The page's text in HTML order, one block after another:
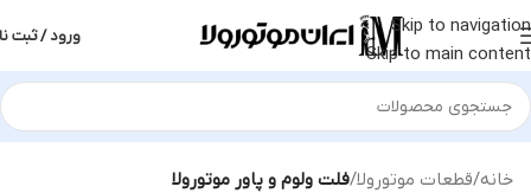
Skip to navigation
Skip to main content
ورود / ثبت
خانه قطعات موتورولا فلت ولوم و پاور موتورولا